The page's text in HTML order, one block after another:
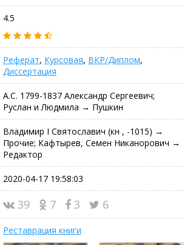
4.5
Реферат, Курсовая, ВКР/Диплом,
Диссертация
А.С. 1799-1837 Александр Сергеевич;
Руслан и Людмила → Пушкин
Владимир I Святославич (кн , -1015) →
Прочие; Кафтырев, Семен Никанорович →
Редактор
2020-04-17 19:58:03
39 7 3 6
Реставрация книги